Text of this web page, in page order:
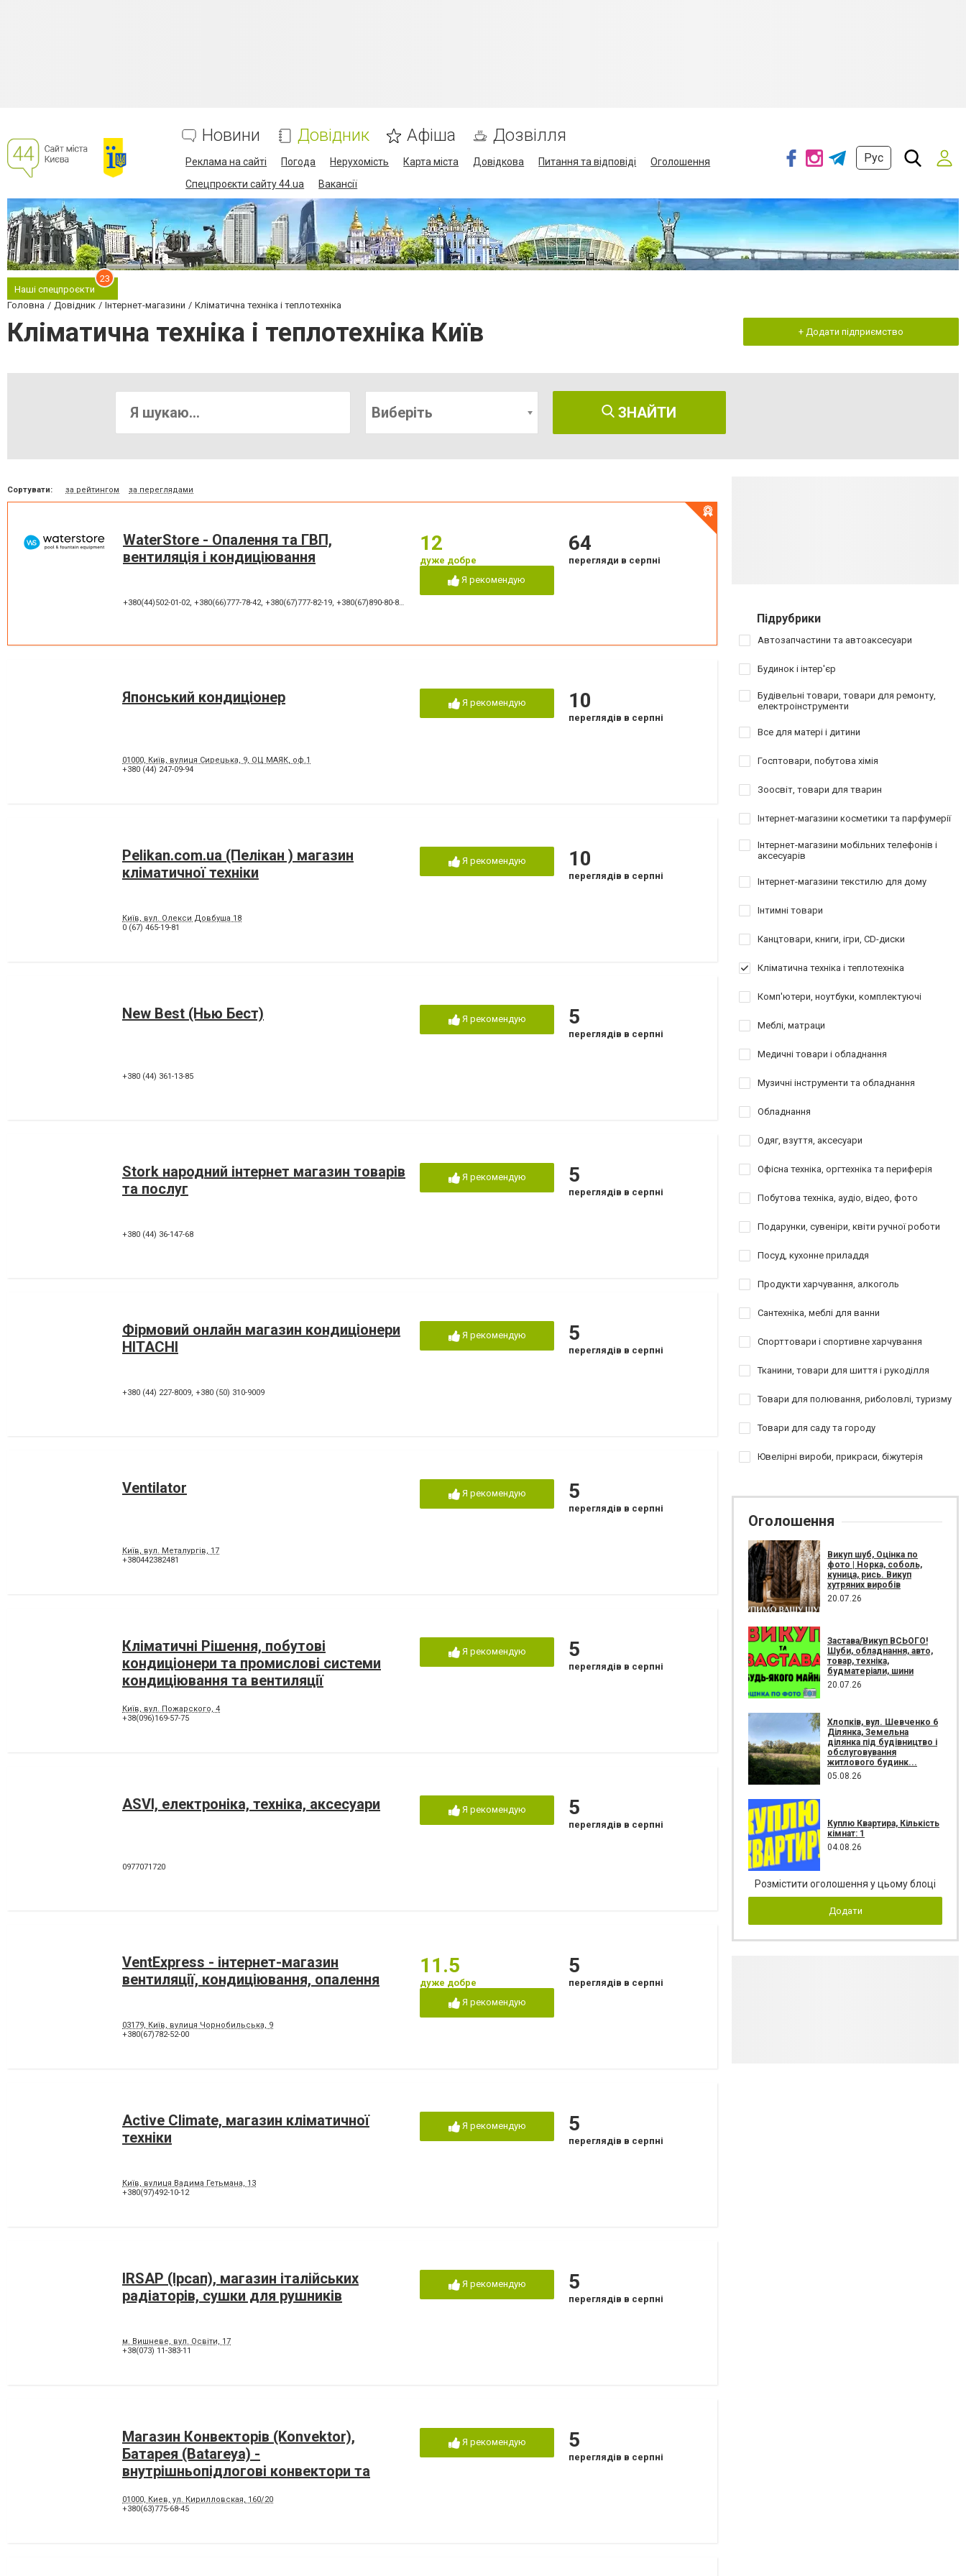
Новини Довідник Афіша Дозвілля
Реклама на сайті Погода Нерухомість Карта міста Довідкова Питання та відповіді
Оголошення
Спецпроєкти сайту 44.ua
Вакансії
Рус
Наші спецпроєкти
23
Головна Довідник Інтернет-магазини Кліматична техніка і теплотехніка
Кліматична техніка і теплотехніка Київ + Додати підприємство
Виберіть ЗНАЙТИ
Сортувати: за рейтингом за переглядами
WaterStore - Опалення та ГВП,
вентиляція і кондиціювання
+380(44)502-01-02, +380(66)777-78-42, +380(67)777-82-19, +380(67)890-80-80 ,
12
дуже добре
Я рекомендую
64
перегляди в серпні
Японський кондиціонер
01000, Київ, вулиця Сирецька, 9, ОЦ МАЯК, оф.1
+380 (44) 247-09-94
Я рекомендую 10
переглядів в серпні
Pelikan.com.ua (Пелікан ) магазин
кліматичної техніки
Київ, вул. Олекси Довбуша 18
0 (67) 465-19-81
Я рекомендую 10
переглядів в серпні
New Best (Нью Бест)
+380 (44) 361-13-85
Я рекомендую 5
переглядів в серпні
Stork народний інтернет магазин товарів
та послуг
+380 (44) 36-147-68
Я рекомендую 5
переглядів в серпні
Фірмовий онлайн магазин кондиціонери
HITACHI
+380 (44) 227-8009, +380 (50) 310-9009
Я рекомендую 5
переглядів в серпні
Ventilator
Київ, вул. Металургів, 17
+380442382481
Я рекомендую 5
переглядів в серпні
Кліматичні Рішення, побутові
кондиціонери та промислові системи
кондиціювання та вентиляції
Київ, вул. Пожарского, 4
+38(096)169-57-75
Я рекомендую 5
переглядів в серпні
ASVI, електроніка, техніка, аксесуари
0977071720
Я рекомендую 5
переглядів в серпні
VentExpress - інтернет-магазин
вентиляції, кондиціювання, опалення
03179, Київ, вулиця Чорнобильська, 9
+380(67)782-52-00
11.5
дуже добре
Я рекомендую
5
переглядів в серпні
Active Climate, магазин кліматичної
техніки
Київ, вулиця Вадима Гетьмана, 13
+380(97)492-10-12
Я рекомендую 5
переглядів в серпні
IRSAP (Ірсап), магазин італійських
радіаторів, сушки для рушників
м. Вишневе, вул. Освіти, 17
+38(073) 11-383-11
Я рекомендую 5
переглядів в серпні
Магазин Конвекторів (Konvektor),
Батарея (Batareya) -
внутрішньопідлогові конвектори та
01000, Киев, ул. Кирилловская, 160/20
+380(63)775-68-45
Я рекомендую 5
переглядів в серпні
Підрубрики
Автозапчастини та автоаксесуари
Будинок і інтер'єр
Будівельні товари, товари для ремонту,
електроінструменти
Все для матері і дитини
Госптовари, побутова хімія
Зоосвіт, товари для тварин
Інтернет-магазини косметики та парфумерії
Інтернет-магазини мобільних телефонів і
аксесуарів
Інтернет-магазини текстилю для дому
Інтимні товари
Канцтовари, книги, ігри, CD-диски
Кліматична техніка і теплотехніка
Комп'ютери, ноутбуки, комплектуючі
Меблі, матраци
Медичні товари і обладнання
Музичні інструменти та обладнання
Обладнання
Одяг, взуття, аксесуари
Офісна техніка, оргтехніка та периферія
Побутова техніка, аудіо, відео, фото
Подарунки, сувеніри, квіти ручної роботи
Посуд, кухонне приладдя
Продукти харчування, алкоголь
Сантехніка, меблі для ванни
Спорттовари і спортивне харчування
Тканини, товари для шиття і рукоділля
Товари для полювання, риболовлі, туризму
Товари для саду та городу
Ювелірні вироби, прикраси, біжутерія
Оголошення
Викуп шуб, Оцінка по
фото | Норка, соболь,
куница, рись. Викуп
хутряних виробів
20.07.26
Застава/Викуп ВСЬОГО!
Шуби, обладнання, авто,
товар, техніка,
будматеріали, шини
20.07.26
Хлопків, вул. Шевченко 6
Ділянка, Земельна
ділянка під будівництво і
обслуговування
житлового будинк...
05.08.26
Куплю Квартира, Кількість
кімнат: 1
04.08.26
Розмістити оголошення у цьому блоці
Додати